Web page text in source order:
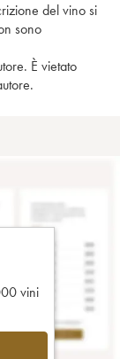
del vino si
sono
È vietato
vini